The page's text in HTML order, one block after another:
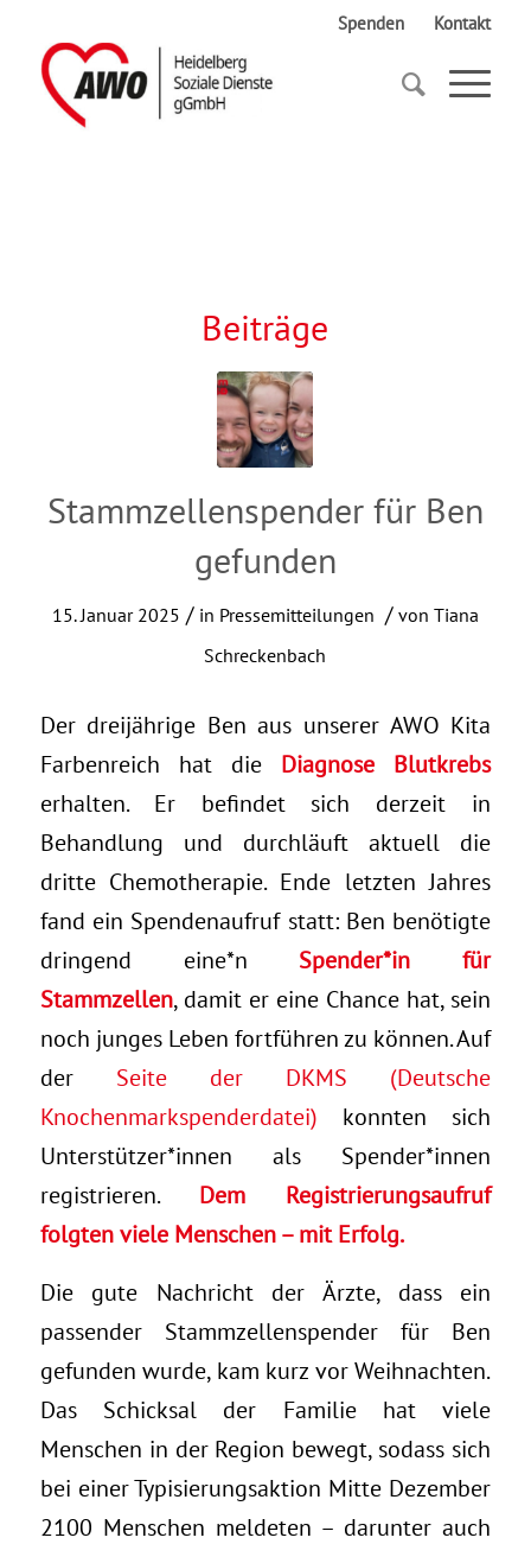
Spenden Kontakt
Krankheit
Beiträge
Stammzellenspender für Ben
gefunden
15. Januar 2025 / in Pressemitteilungen / von Tiana
Schreckenbach
Der dreijährige Ben aus unserer AWO Kita
Farbenreich hat die Diagnose Blutkrebs
erhalten. Er befindet sich derzeit in
Behandlung und durchläuft aktuell die
dritte Chemotherapie. Ende letzten Jahres
fand ein Spendenaufruf statt: Ben benötigte
dringend eine*n Spender*in für
Stammzellen, damit er eine Chance hat, sein
noch junges Leben fortführen zu können. Auf
der Seite der DKMS (Deutsche
Knochenmarkspenderdatei) konnten sich
Unterstützer*innen als Spender*innen
registrieren. Dem Registrierungsaufruf
folgten viele Menschen – mit Erfolg.
Die gute Nachricht der Ärzte, dass ein
passender Stammzellenspender für Ben
gefunden wurde, kam kurz vor Weihnachten.
Das Schicksal der Familie hat viele
Menschen in der Region bewegt, sodass sich
bei einer Typisierungsaktion Mitte Dezember
2100 Menschen meldeten – darunter auch